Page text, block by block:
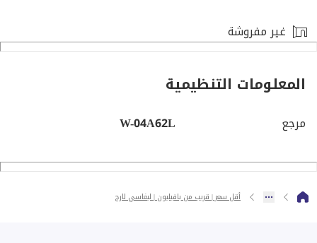
- طراز ليجاسي
غير مفروشة
المعلومات التنظيمية
مرجع W-04A62L
أقل سعر | قريب من بافيليون | ليغاسي لارج